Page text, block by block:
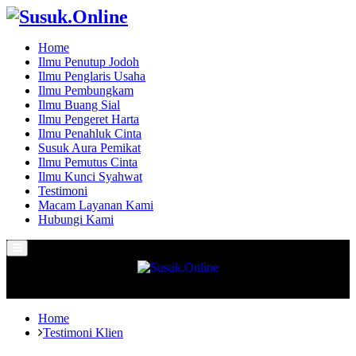
Home
Ilmu Penutup Jodoh
Ilmu Penglaris Usaha
Ilmu Pembungkam
Ilmu Buang Sial
Ilmu Pengeret Harta
Ilmu Penahluk Cinta
Susuk Aura Pemikat
Ilmu Pemutus Cinta
Ilmu Kunci Syahwat
Testimoni
Macam Layanan Kami
Hubungi Kami
Menu
Home
Testimoni Klien